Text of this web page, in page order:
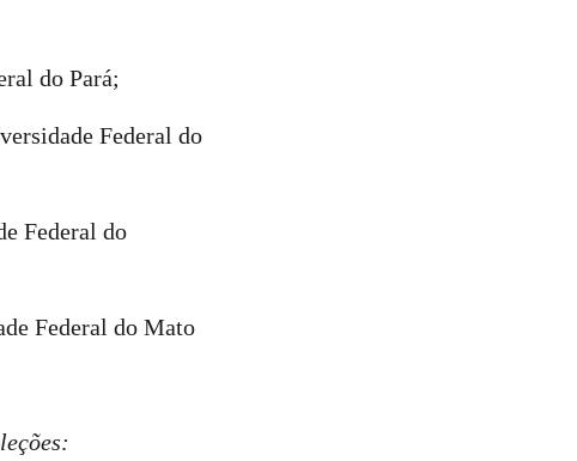
do Pará;
Federal do
Federal do
Federal do Mato